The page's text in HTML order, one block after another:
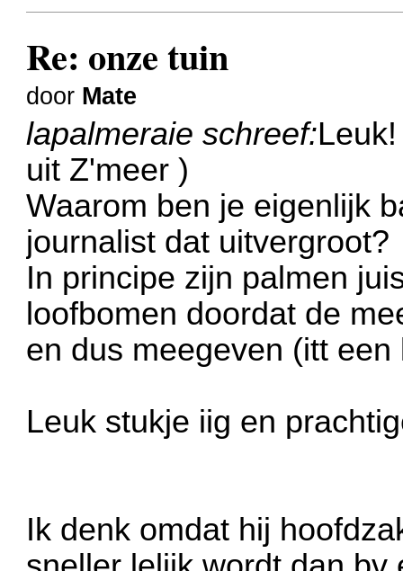
Re: onze tuin
door Mate
lapalmeraie schreef:
uit Z'meer)
Waarom ben je eigenlijk
journalist dat uitvergroot?
In principe zijn palmen
loofbomen doordat de
en dus meegeven (itt een
Leuk stukje iig en
Ik denk omdat hij